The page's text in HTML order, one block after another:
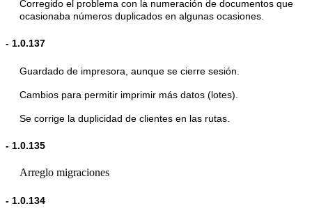
Corregido el problema con la numeración de documentos que
ocasionaba números duplicados en algunas ocasiones.
- 1.0.137
Guardado de impresora, aunque se cierre sesión.
Cambios para permitir imprimir más datos (lotes).
Se corrige la duplicidad de clientes en las rutas.
- 1.0.135
Arreglo migraciones
- 1.0.134